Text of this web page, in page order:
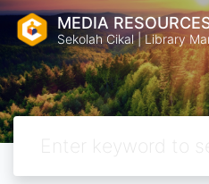
MEDIA
Sekolah Cikal | Library